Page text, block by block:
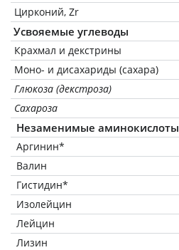
Цирконий, Zr
Усвояемые углеводы
Крахмал и декстрины
Моно- и дисахариды (сахара)
Глюкоза (декстроза)
Сахароза
Незаменимые аминокислоты
Аргинин*
Валин
Гистидин*
Изолейцин
Лейцин
Лизин